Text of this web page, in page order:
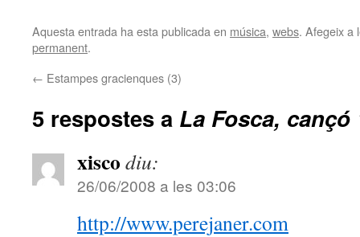
Aquesta entrada ha esta publicada en música, webs. Afegeix a
permanent.
← Estampes gracienques (3)
5 respostes a La Fosca, cançó
xisco diu:
26/06/2008 a les 03:06
http://www.perejaner.com